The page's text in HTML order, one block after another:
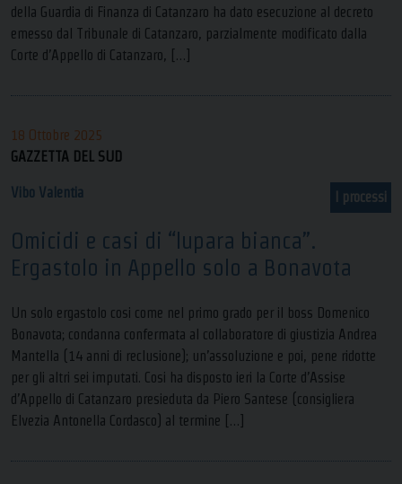
della Guardia di Finanza di Catanzaro ha dato esecuzione al decreto
emesso dal Tribunale di Catanzaro, parzialmente modificato dalla
Corte d’Appello di Catanzaro, […]
18 Ottobre 2025
GAZZETTA DEL SUD
I processi
Vibo Valentia
Omicidi e casi di “lupara bianca”.
Ergastolo in Appello solo a Bonavota
Un solo ergastolo cosi come nel primo grado per il boss Domenico
Bonavota; condanna confermata al collaboratore di giustizia Andrea
Mantella (14 anni di reclusione); un’assoluzione e poi, pene ridotte
per gli altri sei imputati. Cosi ha disposto ieri la Corte d’Assise
d’Appello di Catanzaro presieduta da Piero Santese (consigliera
Elvezia Antonella Cordasco) al termine […]